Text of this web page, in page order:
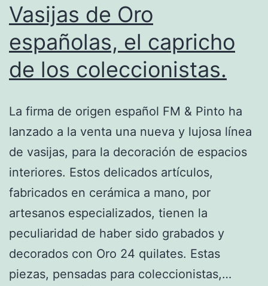
Vasijas de Oro
españolas, el capricho
de los coleccionistas.
La firma de origen español FM & Pinto ha
lanzado a la venta una nueva y lujosa línea
de vasijas, para la decoración de espacios
interiores. Estos delicados artículos,
fabricados en cerámica a mano, por
artesanos especializados, tienen la
peculiaridad de haber sido grabados y
decorados con Oro 24 quilates. Estas
piezas, pensadas para coleccionistas,…